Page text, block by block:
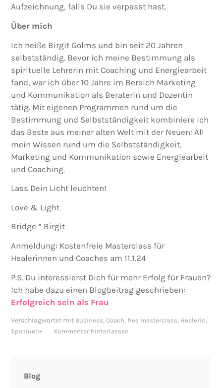
Aufzeichnung, falls Du sie verpasst hast.
Über mich
Ich heiße Birgit Golms und bin seit 20 Jahren
selbstständig. Bevor ich meine Bestimmung als
spirituelle Lehrerin mit Coaching und Energiearbeit
fand, war ich über 10 Jahre im Bereich Marketing
und Kommunikation als Beraterin und Dozentin
tätig. Mit eigenen Programmen rund um die
Bestimmung und Selbstständigkeit kombiniere ich
das Beste aus meiner alten Welt mit der Neuen: All
mein Wissen rund um die Selbstständigkeit,
Marketing und Kommunikation sowie Energiearbeit
und Coaching.
Lass Dein Licht leuchten!
Love & Light
Bridge * Birgit
Anmeldung: Kostenfreie Masterclass für
Healerinnen und Coaches am 11.1.24
P.S. Du interessierst Dich für mehr Erfolg für Frauen?
Ich habe dazu einen Blogbeitrag geschrieben:
Erfolgreich sein als Frau
Verschlagwortet mit Business,Coach, free masterclass, Healerin,
Spirituell+ Kommentar hinterlassen
Blog